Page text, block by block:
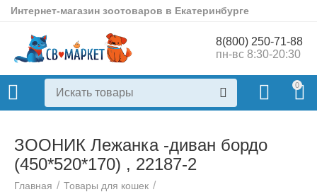
Интернет-магазин зоотоваров в Екатеринбурге
8(800) 250-71-88
пн-вс 8:30-20:30
0
ЗООНИК Лежанка -диван бордо
(450*520*170) , 22187-2
Главная / Товары для кошек /